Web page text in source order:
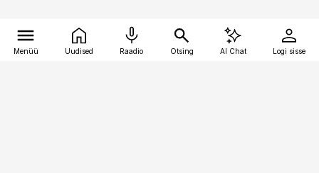
Menüü Uudised Raadio Otsing AI Chat Logi sisse